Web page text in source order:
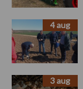
4 aug
3 aug